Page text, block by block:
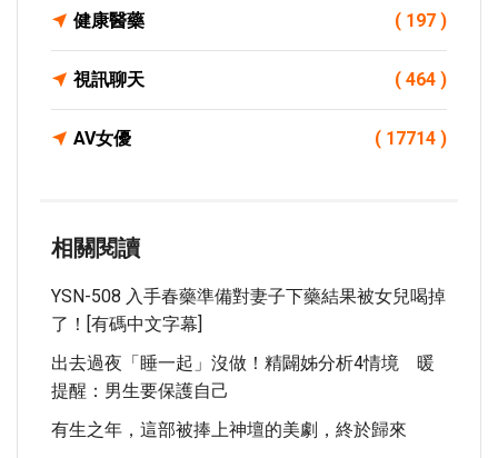
健康醫藥 ( 197 )
視訊聊天 ( 464 )
AV女優 ( 17714 )
相關閱讀
YSN-508 入手春藥準備對妻子下藥結果被女兒喝掉
了！[有碼中文字幕]
出去過夜「睡一起」沒做！精闢姊分析4情境 暖
提醒：男生要保護自己
有生之年，這部被捧上神壇的美劇，終於歸來